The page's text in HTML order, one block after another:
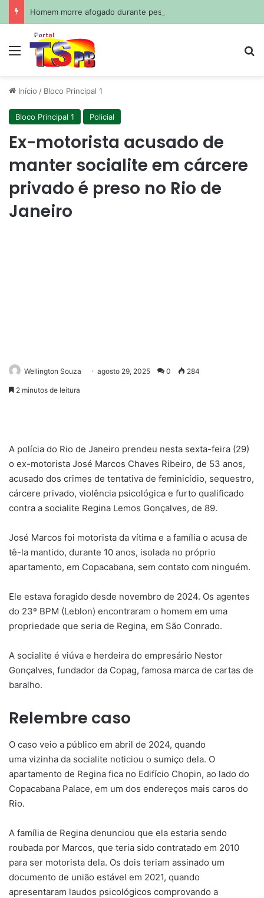
Menu
Início / Bloco Principal 1
Bloco Principal 1 Policial
Ex-motorista acusado de
manter socialite em cárcere
privado é preso no Rio de
Janeiro
Wellington Souza agosto 29, 2025 0 284
2 minutos de leitura
A polícia do Rio de Janeiro prendeu nesta sexta-feira (29)
o ex-motorista José Marcos Chaves Ribeiro, de 53 anos,
acusado dos crimes de tentativa de feminicídio, sequestro,
cárcere privado, violência psicológica e furto qualificado
contra a socialite Regina Lemos Gonçalves, de 89.
José Marcos foi motorista da vítima e a família o acusa de
tê-la mantido, durante 10 anos, isolada no próprio
apartamento, em Copacabana, sem contato com ninguém.
Ele estava foragido desde novembro de 2024. Os agentes
do 23º BPM (Leblon) encontraram o homem em uma
propriedade que seria de Regina, em São Conrado.
A socialite é viúva e herdeira do empresário Nestor
Gonçalves, fundador da Copag, famosa marca de cartas de
baralho.
Relembre caso
O caso veio a público em abril de 2024, quando
uma vizinha da socialite noticiou o sumiço dela. O
apartamento de Regina fica no Edifício Chopin, ao lado do
Copacabana Palace, em um dos endereços mais caros do
Rio.
A família de Regina denunciou que ela estaria sendo
roubada por Marcos, que teria sido contratado em 2010
para ser motorista dela. Os dois teriam assinado um
documento de união estável em 2021, quando
apresentaram laudos psicológicos comprovando a